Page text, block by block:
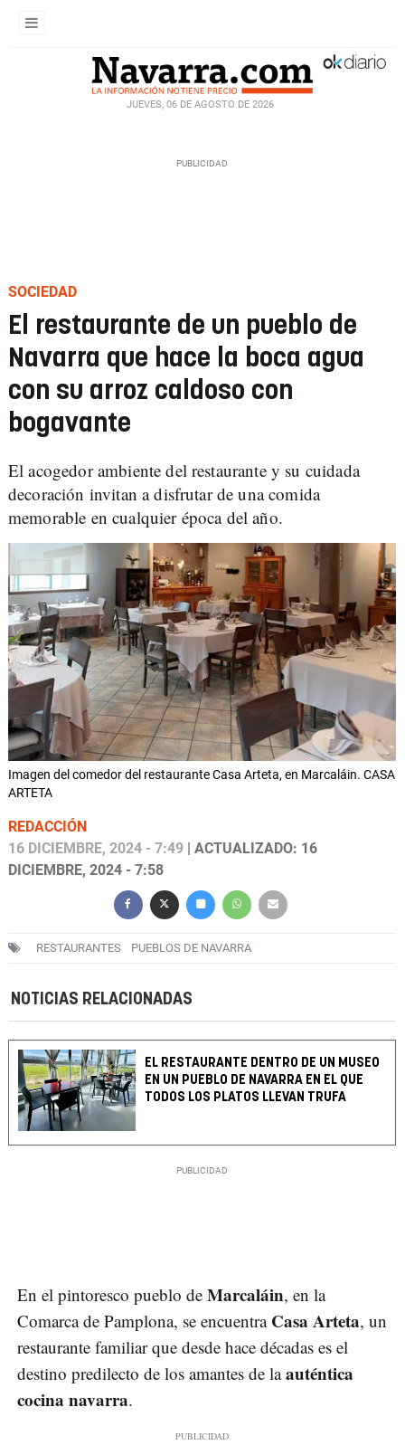
JUEVES, 06 DE AGOSTO DE 2026
SOCIEDAD
El restaurante de un pueblo de
Navarra que hace la boca agua
con su arroz caldoso con
bogavante
El acogedor ambiente del restaurante y su cuidada
decoración invitan a disfrutar de una comida
memorable en cualquier época del año.
Imagen del comedor del restaurante Casa Arteta, en Marcaláin. CASA
ARTETA
REDACCIÓN
16 DICIEMBRE, 2024 - 7:49 | ACTUALIZADO: 16
DICIEMBRE, 2024 - 7:58
RESTAURANTES PUEBLOS DE NAVARRA
NOTICIAS RELACIONADAS
EL RESTAURANTE DENTRO DE UN MUSEO
EN UN PUEBLO DE NAVARRA EN EL QUE
TODOS LOS PLATOS LLEVAN TRUFA
En el pintoresco pueblo de Marcaláin, en la
Comarca de Pamplona, se encuentra Casa Arteta, un
restaurante familiar que desde hace décadas es el
destino predilecto de los amantes de laauténtica
cocina navarra.